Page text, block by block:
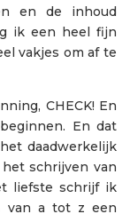
en de inhoud
ik een heel fijn
vakjes om af te
CHECK! En
En dat
daadwerkelijk
schrijven van
liefste schrijf ik
van a tot z een